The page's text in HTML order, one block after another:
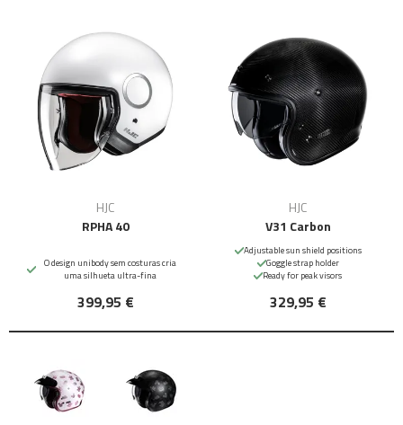
HJC
RPHA 40
O design unibody sem costuras cria
uma silhueta ultra-fina
399,95 €
HJC
V31 Carbon
Adjustable sun shield positions
Goggle strap holder
Ready for peak visors
329,95 €